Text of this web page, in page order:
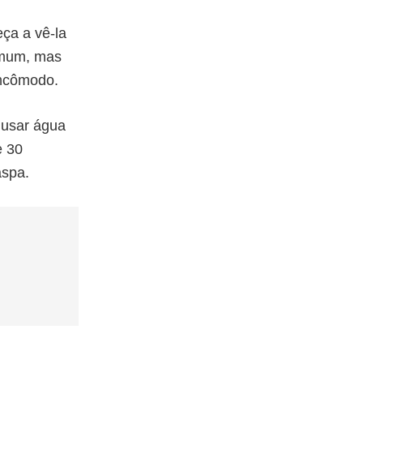
a vê-la
mas
água
30